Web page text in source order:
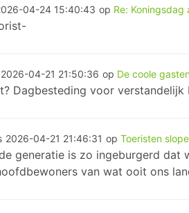
04-24 15:40:43 op Re: Koningsdag
2026-04-21 21:50:36 op De coole
Dagbesteding voor verstandelijk
2026-04-21 21:46:31 op Toeristen
generatie is zo ingeburgerd dat
van wat ooit ons